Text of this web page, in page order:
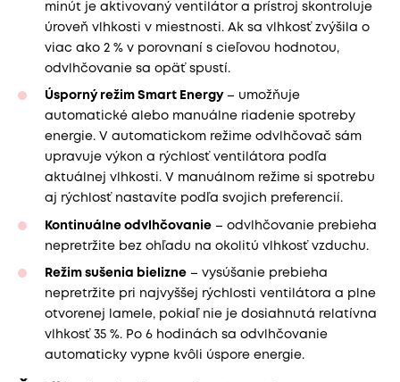
minút je aktivovaný ventilátor a prístroj skontroluje
úroveň vlhkosti v miestnosti. Ak sa vlhkosť zvýšila o
viac ako 2 % v porovnaní s cieľovou hodnotou,
odvlhčovanie sa opäť spustí.
Úsporný režim Smart Energy– umožňuje
automatické alebo manuálne riadenie spotreby
energie. V automatickom režime odvlhčovač sám
upravuje výkon a rýchlosť ventilátora podľa
aktuálnej vlhkosti. V manuálnom režime si spotrebu
aj rýchlosť nastavíte podľa svojich preferencií.
Kontinuálne odvlhčovanie – odvlhčovanie prebieha
nepretržite bez ohľadu na okolitú vlhkosť vzduchu.
Režim sušenia bielizne – vysúšanie prebieha
nepretržite pri najvyššej rýchlosti ventilátora a plne
otvorenej lamele, pokiaľ nie je dosiahnutá relatívna
vlhkosť 35 %. Po 6 hodinách sa odvlhčovanie
automaticky vypne kvôli úspore energie.